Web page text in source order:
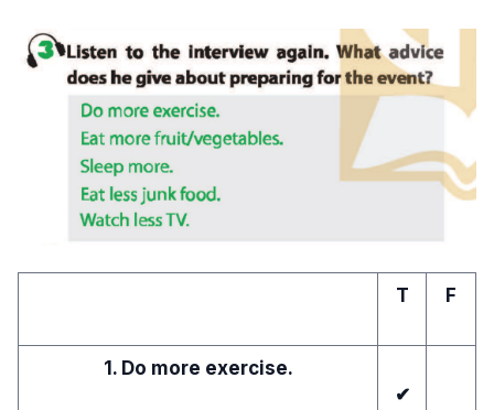
T F
1. Do more exercise.
✔